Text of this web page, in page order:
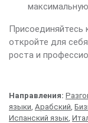
Присоединяйтесь
откройте для
роста и
Направления:
языки, Арабский,
Испанский язык,